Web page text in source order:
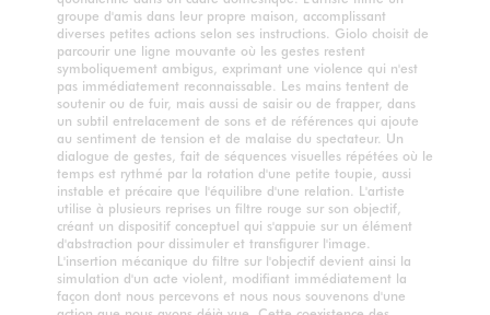
groupe d'amis dans leur propre maison, accomplissant
diverses petites actions selon ses instructions. Giolo choisit de
parcourir une ligne mouvante où les gestes restent
symboliquement ambigus, exprimant une violence qui n'est
pas immédiatement reconnaissable. Les mains tentent de
soutenir ou de fuir, mais aussi de saisir ou de frapper, dans
un subtil entrelacement de sons et de références qui ajoute
au sentiment de tension et de malaise du spectateur. Un
dialogue de gestes, fait de séquences visuelles répétées où le
temps est rythmé par la rotation d'une petite toupie, aussi
instable et précaire que l'équilibre d'une relation. L'artiste
utilise à plusieurs reprises un filtre rouge sur son objectif,
créant un dispositif conceptuel qui s'appuie sur un élément
d'abstraction pour dissimuler et transfigurer l'image.
L'insertion mécanique du filtre sur l'objectif devient ainsi la
simulation d'un acte violent, modifiant immédiatement la
façon dont nous percevons et nous nous souvenons d'une